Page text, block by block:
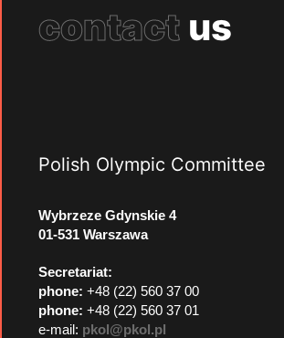
contact us
Polish Olympic Committee
Wybrzeze Gdynskie 4
01-531 Warszawa
Secretariat:
phone: +48 (22) 560 37 00
phone: +48 (22) 560 37 01
e-mail: pkol@pkol.pl